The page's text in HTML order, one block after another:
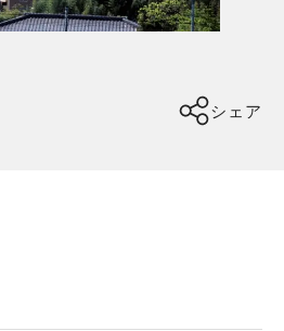
シェア